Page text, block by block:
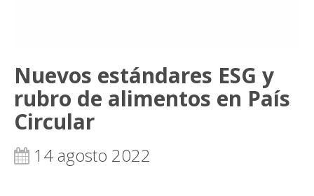
Nuevos estándares ESG y
rubro de alimentos en País
Circular
14 agosto 2022